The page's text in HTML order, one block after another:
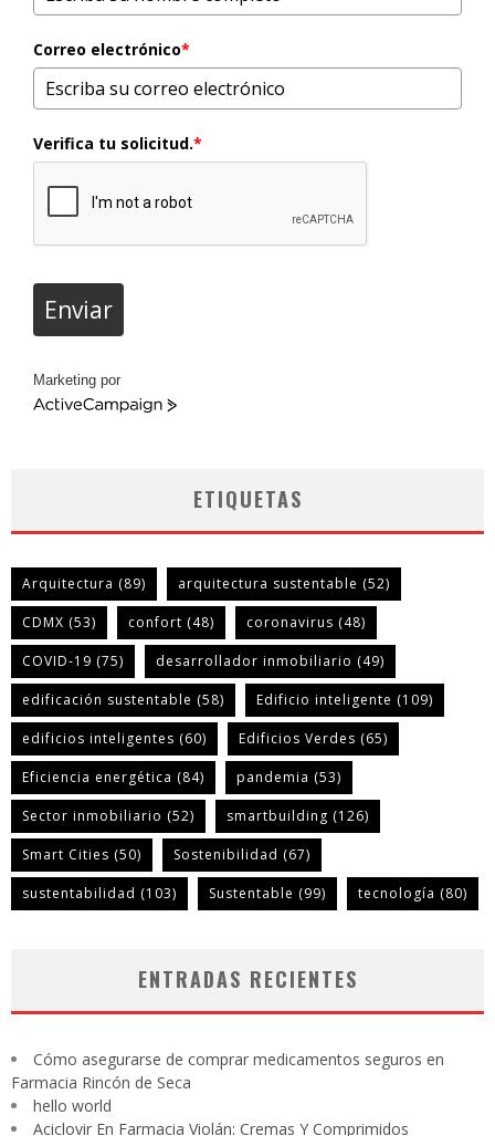
Correo electrónico*
Verifica tu solicitud.*
Enviar
Marketing por
ActiveCampaign
ETIQUETAS
Arquitectura (89) arquitectura sustentable (52)
CDMX (53) confort (48) coronavirus (48)
COVID-19 (75) desarrollador inmobiliario (49)
edificación sustentable (58) Edificio inteligente (109)
edificios inteligentes (60) Edificios Verdes (65)
Eficiencia energética (84) pandemia (53)
Sector inmobiliario (52) smartbuilding (126)
Smart Cities (50) Sostenibilidad (67)
sustentabilidad (103) Sustentable (99) tecnología (80)
ENTRADAS RECIENTES
Cómo asegurarse de comprar medicamentos seguros en
Farmacia Rincón de Seca
hello world
Aciclovir En Farmacia Violán: Cremas Y Comprimidos